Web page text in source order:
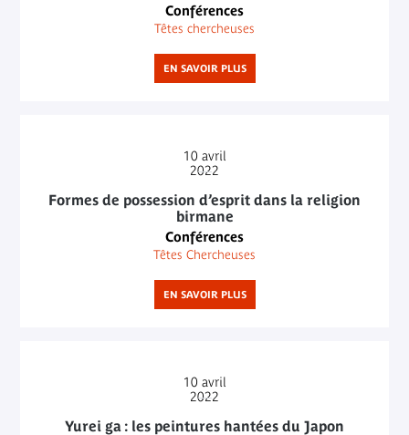
Conférences
Têtes chercheuses
EN SAVOIR PLUS
10 avril
2022
Formes de possession d’esprit dans la religion
birmane
Conférences
Têtes Chercheuses
EN SAVOIR PLUS
10 avril
2022
Yurei ga : les peintures hantées du Japon